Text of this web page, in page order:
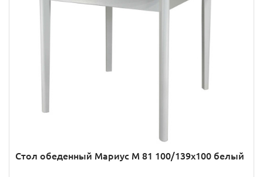
Стол обеденный Мариус М 81 100/139х100 белый